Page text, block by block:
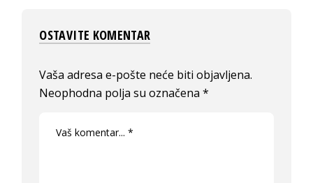
OSTAVITE KOMENTAR
Vaša adresa e-pošte neće biti objavljena.
Neophodna polja su označena*